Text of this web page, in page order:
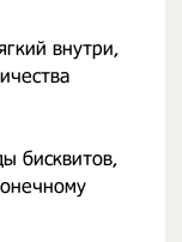
внутри,
бисквитов,